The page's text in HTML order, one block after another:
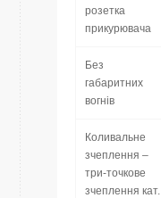
розетка
прикурювача
Без
габаритних
вогнів
Коливальне
зчеплення –
три-точкове
зчеплення кат.